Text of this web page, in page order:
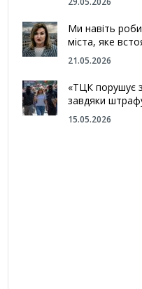
Ми навіть
міста, яке
21.05.2026
«ТЦК порушує
завдяки
15.05.2026